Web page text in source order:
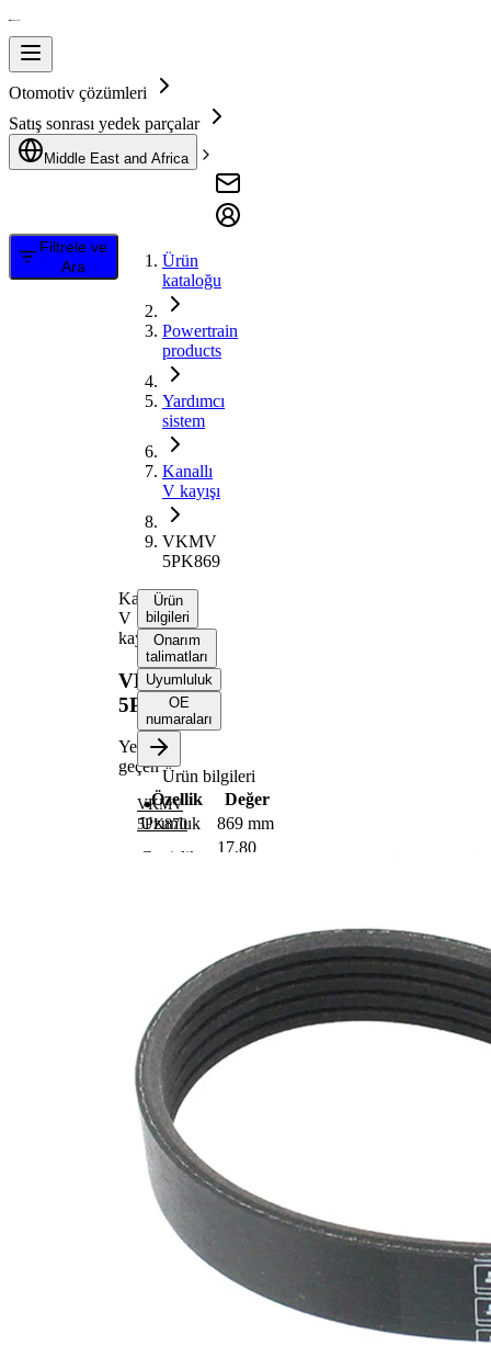
Otomotiv çözümleri
Satış sonrası yedek parçalar
Middle East and Africa
Filtrele ve
Ara
Ürün
kataloğu
Powertrain
products
Yardımcı
sistem
Kanallı
V kayışı
VKMV
5PK869
Kanallı
V
kayışı
VKMV
5PK869
Yerine
geçen
VKMV
5PK870
Ürün
bilgileri
Onarım
talimatları
Uyumluluk
OE
numaraları
Ürün bilgileri
Özellik
Değer
Uzunluk
869 mm
Genişlik
17,80
SVHC
SVHC
maddesi
mevcut
değil!
Kayış
malzemesi
EPDM
(Etilen